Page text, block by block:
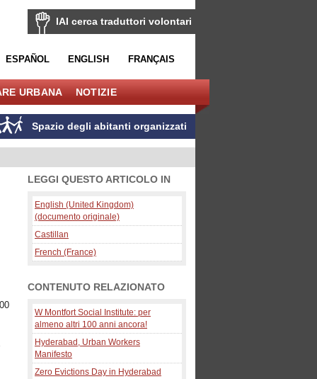
IAI cerca traduttori volontari
ESPAÑOL ENGLISH FRANÇAIS
URBANA NOTIZIE
Spazio degli abitanti organizzati
LEGGI QUESTO ARTICOLO IN
English (United Kingdom)
(documento originale)
Castillan
French (France)
CONTENUTO RELAZIONATO
W Montfort Social Institute: per
almeno altri 100 anni ancora!
Hyderabad, Urban Workers
Manifesto
Zero Evictions Day in Hyderabad